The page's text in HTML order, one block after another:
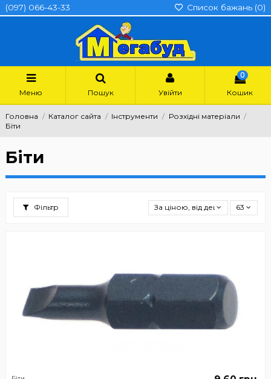
(097) 066-43-33 Список бажань (0)
Меню Пошук Увійти
0
Кошик
Головна Каталог сайта Інструменти
Розхідні матеріали
Біти
Біти
Фільтр За ціною, від дешевших
63